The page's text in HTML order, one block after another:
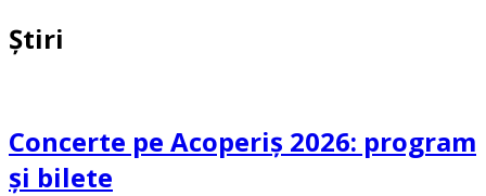
Știri
Concerte pe Acoperiș 2026: program
și bilete